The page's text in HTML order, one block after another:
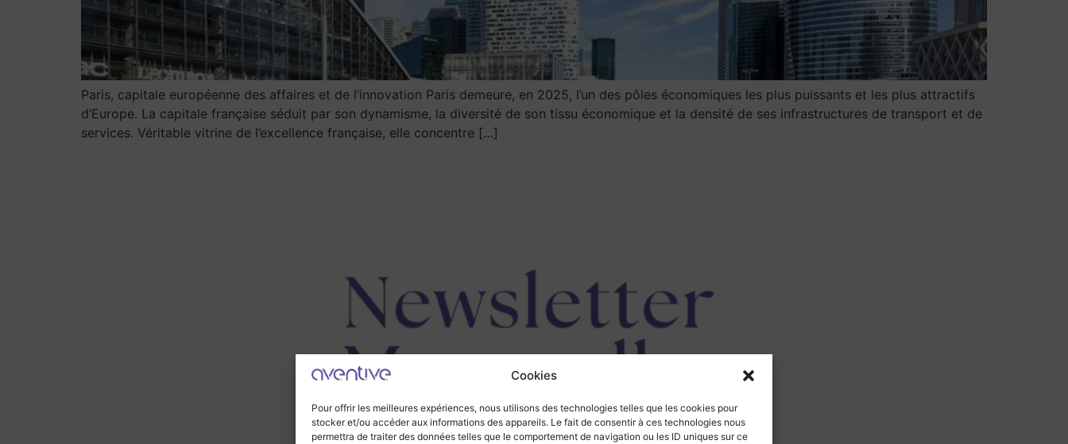
Cookies
Pour offrir les meilleures expériences, nous utilisons des technologies telles que les cookies pour
stocker et/ou accéder aux informations des appareils. Le fait de consentir à ces technologies nous
permettra de traiter des données telles que le comportement de navigation ou les ID uniques sur ce
Paris, capitale européenne des affaires et de l’innovation Paris demeure, en 2025, l’un des pôles économiques les plus puissants et les plus attractifs
d’Europe. La capitale française séduit par son dynamisme, la diversité de son tissu économique et la densité de ses infrastructures de transport et de
services. Véritable vitrine de l’excellence française, elle concentre […]